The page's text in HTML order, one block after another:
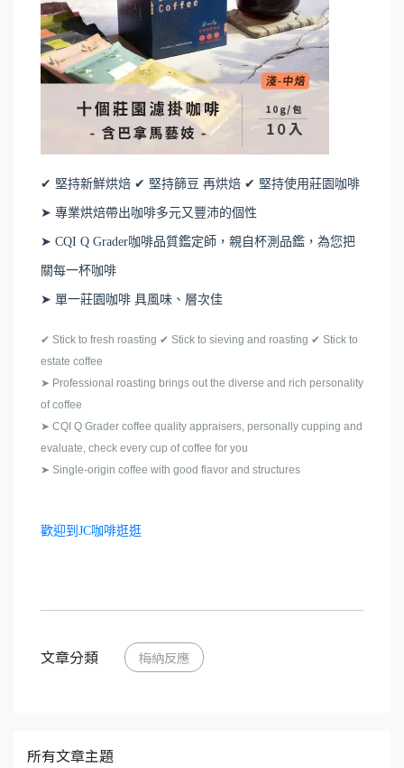
✔ 堅持新鮮烘焙 ✔ 堅持篩豆 再烘焙 ✔ 堅持使用莊園咖啡
➤ 專業烘焙帶出咖啡多元又豐沛的個性
➤ CQI Q Grader咖啡品質鑑定師，親自杯測品鑑，為您把
關每一杯咖啡
➤ 單一莊園咖啡 具風味、層次佳
✔ Stick to fresh roasting ✔ Stick to sieving and roasting ✔ Stick to
estate coffee
➤ Professional roasting brings out the diverse and rich personality
of coffee
➤ CQI Q Grader coffee quality appraisers, personally cupping and
evaluate, check every cup of coffee for you
➤ Single-origin coffee with good flavor and structures
歡迎到JC咖啡逛逛
文章分類 梅納反應
所有文章主題